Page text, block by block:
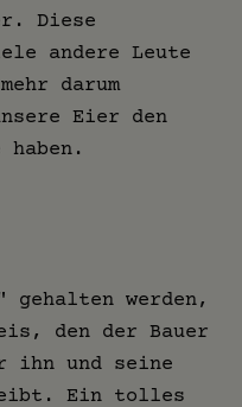
Diese
andere Leute
darum
Eier den
gehalten werden,
den der Bauer
ihn und seine
Ein tolles